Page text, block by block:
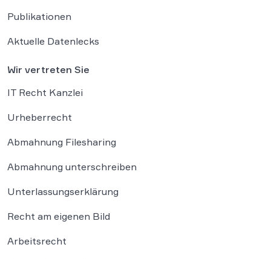
Publikationen
Aktuelle Datenlecks
Wir vertreten Sie
IT Recht Kanzlei
Urheberrecht
Abmahnung Filesharing
Abmahnung unterschreiben
Unterlassungserklärung
Recht am eigenen Bild
Arbeitsrecht